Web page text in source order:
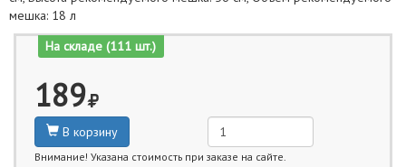
мешка: 18 л
На складе (111 шт.)
189
В корзину
Внимание! Указана стоимость при заказе на сайте.